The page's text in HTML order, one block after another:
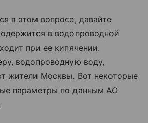
в этом вопросе, давайте
в водопроводной
при ее кипячении.
водопроводную воду,
жители Москвы. Вот некоторые
параметры по данным АО